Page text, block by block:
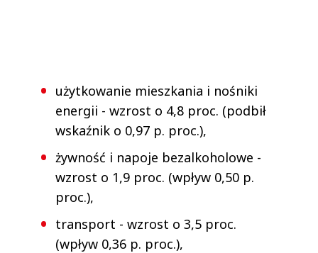
użytkowanie mieszkania i nośniki
energii - wzrost o 4,8 proc. (podbił
wskaźnik o 0,97 p. proc.),
żywność i napoje bezalkoholowe -
wzrost o 1,9 proc. (wpływ 0,50 p.
proc.),
transport - wzrost o 3,5 proc.
(wpływ 0,36 p. proc.),